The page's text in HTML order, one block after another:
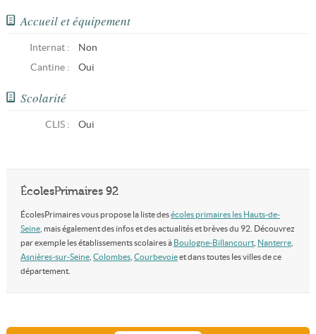
Accueil et équipement
Internat :
Non
Cantine :
Oui
Scolarité
CLIS: Oui
ÉcolesPrimaires 92
ÉcolesPrimaires vous propose la liste desécoles primaires les Hauts-de-
Seine, mais également des infos et des actualités et brèves du 92. Découvrez
par exemple les établissements scolaires à Boulogne-Billancourt, Nanterre,
Asnières-sur-Seine, Colombes, Courbevoieet dans toutes les villes de ce
département.